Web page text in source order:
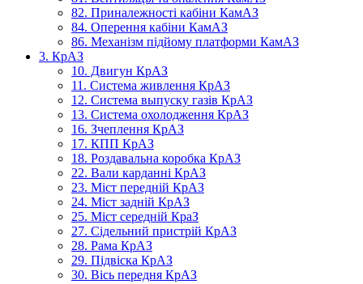
82. Приналежності кабіни КамАЗ
84. Оперення кабіни КамАЗ
86. Механізм підйому платформи КамАЗ
3. КрАЗ
10. Двигун КрАЗ
11. Система живлення КрАЗ
12. Система выпуску газів КрАЗ
13. Система охолодження КрАЗ
16. Зчеплення КрАЗ
17. КПП КрАЗ
18. Роздавальна коробка КрАЗ
22. Вали карданні КрАЗ
23. Міст передній КрАЗ
24. Міст задній КрАЗ
25. Міст середній КраЗ
27. Сідельний пристрій КрАЗ
28. Рама КрАЗ
29. Підвіска КрАЗ
30. Вісь передня КрАЗ